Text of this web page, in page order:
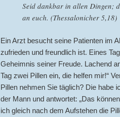
Seid dankbar in allen Dingen;
an euch. (Thessalonicher 5,18)
Ein Arzt besucht seine Patienten im
zufrieden und freundlich ist. Eines
Geheimnis seiner Freude. Lachend
Tag zwei Pillen ein, die helfen mir!“
Pillen nehmen Sie täglich? Die habe
der Mann und antwortet: „Das
ich gleich nach dem Aufstehen die